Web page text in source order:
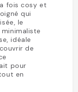
fois cosy et
qui
le
idéale
de
pour
en